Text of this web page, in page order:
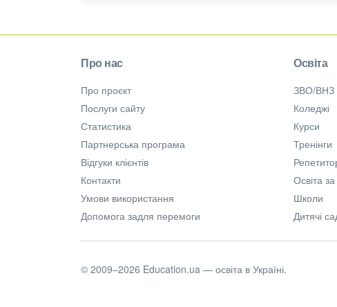
Про нас
Про проєкт
Послуги сайту
Статистика
Партнерська програма
Відгуки клієнтів
Контакти
Умови використання
Допомога задля перемоги
Освіта
ЗВО/ВНЗ
Коледжі
Курси
Тренінги
Освіта
Школи
Дитячі
© 2009–2026 Education.ua — освіта в Україні.